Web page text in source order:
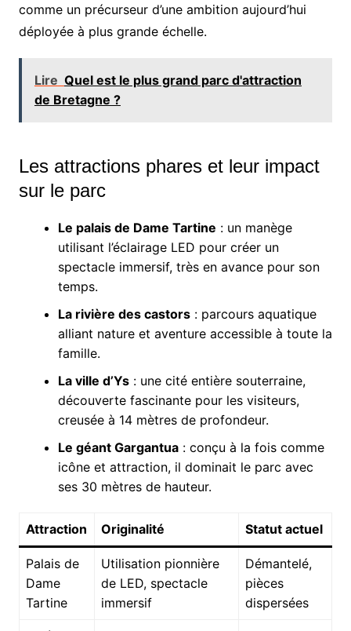
comme un précurseur d’une ambition aujourd’hui
déployée à plus grande échelle.
Lire Quel est le plus grand parc d'attraction
de Bretagne ?
Les attractions phares et leur impact
sur le parc
Le palais de Dame Tartine : un manège
utilisant l’éclairage LED pour créer un
spectacle immersif, très en avance pour son
temps.
La rivière des castors: parcours aquatique
alliant nature et aventure accessible à toute la
famille.
La ville d’Ys: une cité entière souterraine,
découverte fascinante pour les visiteurs,
creusée à 14 mètres de profondeur.
Le géant Gargantua: conçu à la fois comme
icône et attraction, il dominait le parc avec
ses 30 mètres de hauteur.
Attraction Originalité Statut actuel
Palais de
Dame
Tartine
Utilisation pionnière
de LED, spectacle
immersif
Démantelé,
pièces
dispersées